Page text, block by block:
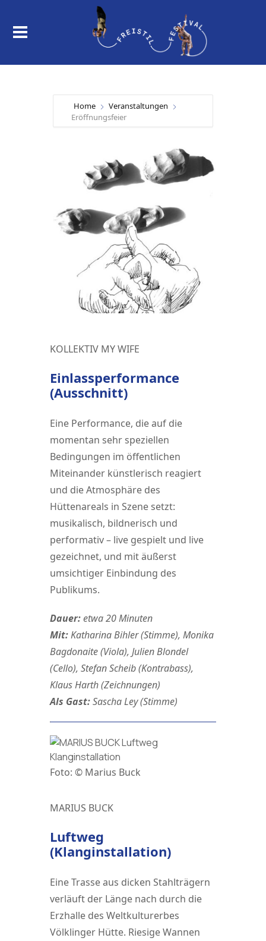
Home
Veranstaltungen
Eröffnungsfeier
KOLLEKTIV MY WIFE
Einlassperformance
(Ausschnitt)
Eine Performance, die auf die
momentan sehr speziellen
Bedingungen im öffentlichen
Miteinander künstlerisch reagiert
und die Atmosphäre des
Hüttenareals in Szene setzt:
musikalisch, bildnerisch und
performativ – live gespielt und live
gezeichnet, und mit äußerst
umsichtiger Einbindung des
Publikums.
Dauer:etwa 20 Minuten
Mit:Katharina Bihler (Stimme), Monika
Bagdonaite (Viola), Julien Blondel
(Cello), Stefan Scheib (Kontrabass),
Klaus Harth (Zeichnungen)
Als Gast:Sascha Ley (Stimme)
Foto: © Marius Buck
MARIUS BUCK
Luftweg
(Klanginstallation)
Eine Trasse aus dicken Stahlträgern
verläuft der Länge nach durch die
Erzhalle des Weltkulturerbes
Völklinger Hütte. Riesige Wannen